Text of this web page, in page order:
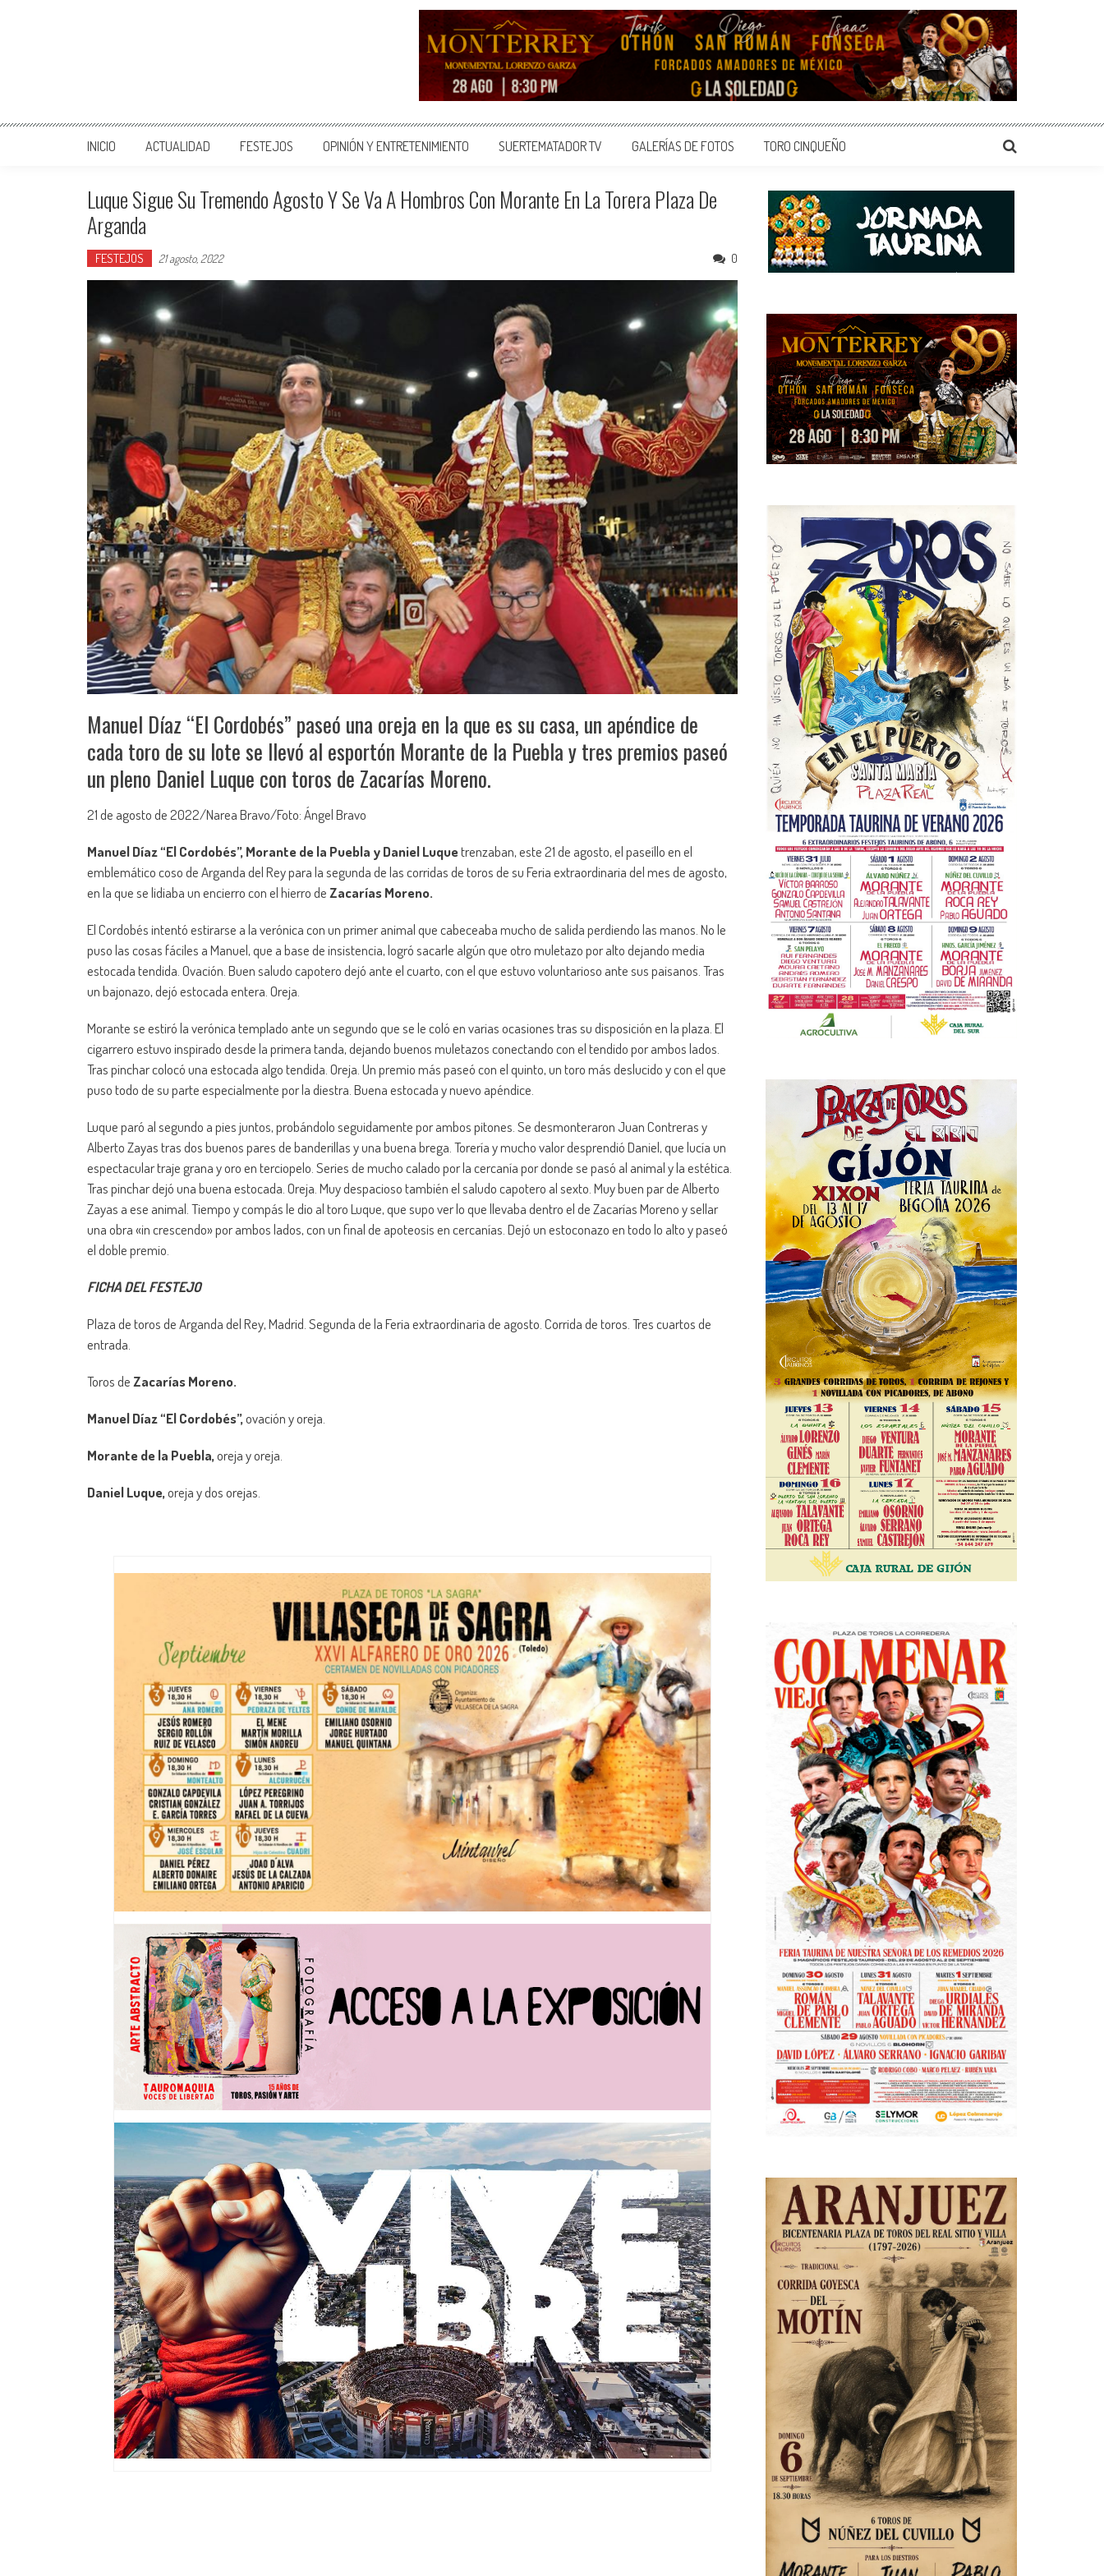
INICIO ACTUALIDAD FESTEJOS OPINIÓN Y ENTRETENIMIENTO SUERTEMATADOR TV GALERÍAS DE FOTOS TORO CINQUEÑO
Luque Sigue Su Tremendo Agosto Y Se Va A Hombros Con Morante En La Torera Plaza De
Arganda
FESTEJOS 21 agosto, 2022 0
Manuel Díaz “El Cordobés” paseó una oreja en la que es su casa, un apéndice de
cada toro de su lote se llevó al esportón Morante de la Puebla y tres premios paseó
un pleno Daniel Luque con toros de Zacarías Moreno.
21 de agosto de 2022/Narea Bravo/Foto: Ángel Bravo
Manuel Díaz “El Cordobés”, Morante de la Puebla y Daniel Luquetrenzaban, este 21 de agosto, el paseíllo en el
emblemático coso de Arganda del Rey para la segunda de las corridas de toros de su Feria extraordinaria del mes de agosto,
en la que se lidiaba un encierro con el hierro de Zacarías Moreno.
El Cordobés intentó estirarse a la verónica con un primer animal que cabeceaba mucho de salida perdiendo las manos. No le
puso las cosas fáciles a Manuel, que a base de insistencia, logró sacarle algún que otro muletazo por alto dejando media
estocada tendida. Ovación. Buen saludo capotero dejó ante el cuarto, con el que estuvo voluntarioso ante sus paisanos. Tras
un bajonazo, dejó estocada entera. Oreja.
Morante se estiró la verónica templado ante un segundo que se le coló en varias ocasiones tras su disposición en la plaza. El
cigarrero estuvo inspirado desde la primera tanda, dejando buenos muletazos conectando con el tendido por ambos lados.
Tras pinchar colocó una estocada algo tendida. Oreja. Un premio más paseó con el quinto, un toro más deslucido y con el que
puso todo de su parte especialmente por la diestra. Buena estocada y nuevo apéndice.
Luque paró al segundo a pies juntos, probándolo seguidamente por ambos pitones. Se desmonteraron Juan Contreras y
Alberto Zayas tras dos buenos pares de banderillas y una buena brega. Torería y mucho valor desprendió Daniel, que lucía un
espectacular traje grana y oro en terciopelo. Series de mucho calado por la cercanía por donde se pasó al animal y la estética.
Tras pinchar dejó una buena estocada. Oreja. Muy despacioso también el saludo capotero al sexto. Muy buen par de Alberto
Zayas a ese animal. Tiempo y compás le dio al toro Luque, que supo ver lo que llevaba dentro el de Zacarías Moreno y sellar
una obra «in crescendo» por ambos lados, con un final de apoteosis en cercanías. Dejó un estoconazo en todo lo alto y paseó
el doble premio.
FICHA DEL FESTEJO
Plaza de toros de Arganda del Rey, Madrid. Segunda de la Feria extraordinaria de agosto. Corrida de toros. Tres cuartos de
entrada.
Toros de Zacarías Moreno.
Manuel Díaz “El Cordobés”,ovación y oreja.
Morante de la Puebla,oreja y oreja.
Daniel Luque,oreja y dos orejas.